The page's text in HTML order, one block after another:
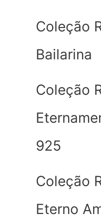
Coleção
Bailarina
Coleção
925
Coleção
Eterno